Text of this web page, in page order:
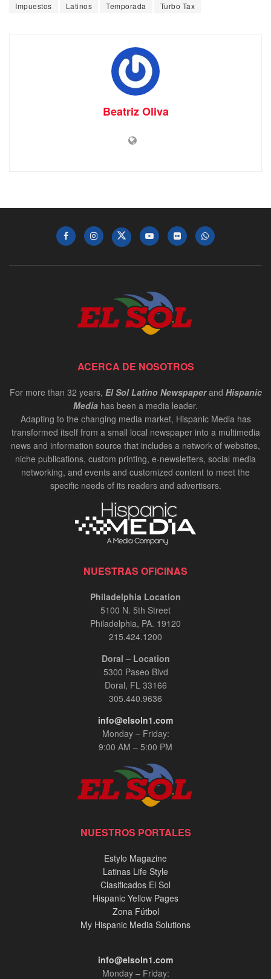
Impuestos
Latinos Temporada Turbo Tax
Beatriz Oliva
ACERCA DE NOSOTROS
For more than 32 years, El Sol Latino Newspaperand Hispanic
Media has been a media leader.
Adapting to the changing media market, Hispanic Media has
transformed itself from a small local newspaper into a multimedia
news and information source that includes a network of websites,
niche publications, custom printing, e-newsletters, social media
networking, and events and customized content to meet the
specific needs of its readers and advertisers.
NUESTRAS OFICINAS
Philadelphia Location
5100 N. 5th Street
Philadelphia, PA. 19120
215.424.1200
Doral – Location
5300 Paseo Blvd
Doral, FL 33166
305.440.9636
info@elsoln1.com
Monday – Friday:
9:00 AM – 5:00 PM
NUESTROS PORTALES
Estylo Magazine
Latinas Life Style
Clasificados El Sol
Hispanic Yellow Pages
Zona Fútbol
My Hispanic Media Solutions
info@elsoln1.com
Monday – Friday: